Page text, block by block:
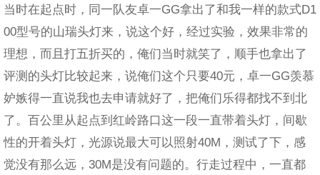
当时在起点时，同一队友卓一GG拿出了和我一样的款式D1
00型号的山瑞头灯来，说这个好，经过实验，效果非常的
理想，而且打五折买的，俺们当时就笑了，顺手也拿出了
评测的头灯比较起来，说俺们这个只要40元，卓一GG羡慕
妒嫉得一直说我也去申请就好了，把俺们乐得都找不到北
了。百公里从起点到红岭路口这一段一直带着头灯，间歇
性的开着头灯，光源说最大可以照射40M，测试了下，感
觉没有那么远，30M是没有问题的。行走过程中，一直都